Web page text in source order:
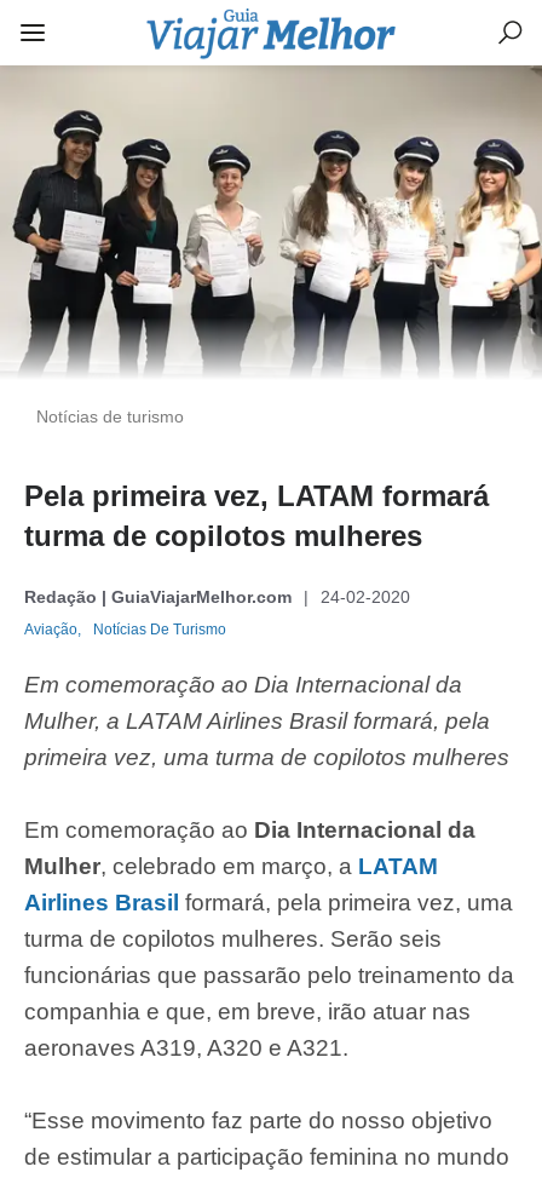
Notícias de turismo
Pela primeira vez, LATAM formará
turma de copilotos mulheres
Redação | GuiaViajarMelhor.com 24-02-2020
Aviação, Notícias De Turismo
Em comemoração ao Dia Internacional da
Mulher, a LATAM Airlines Brasil formará, pela
primeira vez, uma turma de copilotos mulheres
Em comemoração ao Dia Internacional da
Mulher, celebrado em março, a LATAM
Airlines Brasil formará, pela primeira vez, uma
turma de copilotos mulheres. Serão seis
funcionárias que passarão pelo treinamento da
companhia e que, em breve, irão atuar nas
aeronaves A319, A320 e A321.
“Esse movimento faz parte do nosso objetivo
de estimular a participação feminina no mundo